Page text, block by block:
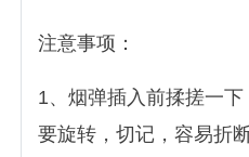
注意事项：
1、烟弹插入前揉搓一
要旋转，切记，容易折